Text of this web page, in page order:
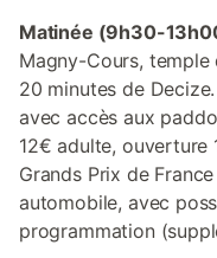
Matinée (9h30-
Magny-Cours, temple
20 minutes de
avec accès aux
12€ adulte, ouverture
Grands Prix de
automobile, avec
programmation